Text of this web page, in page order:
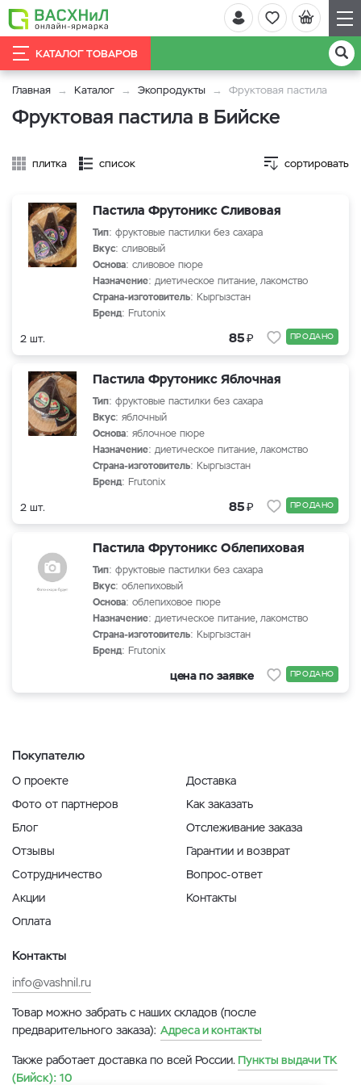
КАТАЛОГ ТОВАРОВ
Главная Каталог Экопродукты Фруктовая пастила
Фруктовая пастила в Бийске
плитка список сортировать
Пастила Фрутоникс Сливовая
Тип: фруктовые пастилки без сахара
Вкус: сливовый
Основа: сливовое пюре
Назначение: диетическое питание, лакомство
Страна-изготовитель: Кыргызстан
Бренд: Frutonix
2 шт. 85₽ ПРОДАНО
Пастила Фрутоникс Яблочная
Тип: фруктовые пастилки без сахара
Вкус: яблочный
Основа: яблочное пюре
Назначение: диетическое питание, лакомство
Страна-изготовитель: Кыргызстан
Бренд: Frutonix
2 шт. 85₽ ПРОДАНО
Пастила Фрутоникс Облепиховая
Тип: фруктовые пастилки без сахара
Вкус: облепиховый
Основа: облепиховое пюре
Назначение: диетическое питание, лакомство
Страна-изготовитель: Кыргызстан
Бренд: Frutonix
цена по заявке ПРОДАНО
Покупателю
О проекте
Фото от партнеров
Блог
Отзывы
Сотрудничество
Акции
Оплата
Доставка
Как заказать
Отслеживание заказа
Гарантии и возврат
Вопрос-ответ
Контакты
Контакты
info@vashnil.ru
Товар можно забрать с наших складов (после
предварительного заказа): Адреса и контакты
Также работает доставка по всей России. Пункты выдачи ТК
(Бийск): 10